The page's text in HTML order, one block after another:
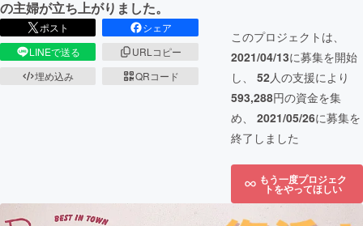
の主婦が立ち上がりました。
ポスト
シェア
LINEで送る
URLコピー
埋め込み
QRコード
このプロジェクトは、
2021/04/13に募集を開始
し、 52人の支援により
593,288円の資金を集
め、 2021/05/26に募集を
終了しました
もう一度プロジェク
トをやってほしい